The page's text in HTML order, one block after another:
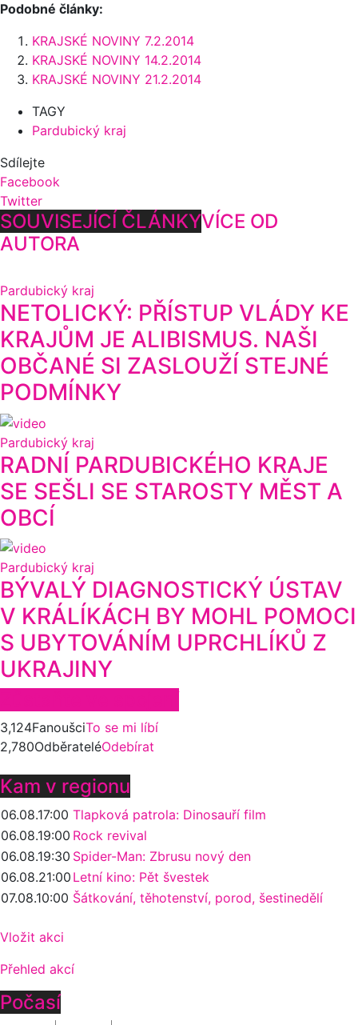
Podobné články:
KRAJSKÉ NOVINY 7.2.2014
KRAJSKÉ NOVINY 14.2.2014
KRAJSKÉ NOVINY 21.2.2014
TAGY
Pardubický kraj
Sdílejte
Facebook
Twitter
SOUVISEJÍCÍ ČLÁNKYVÍCE OD
AUTORA
Pardubický kraj
NETOLICKÝ: PŘÍSTUP VLÁDY KE
KRAJŮM JE ALIBISMUS. NAŠI
OBČANÉ SI ZASLOUŽÍ STEJNÉ
PODMÍNKY
Pardubický kraj
RADNÍ PARDUBICKÉHO KRAJE
SE SEŠLI SE STAROSTY MĚST A
OBCÍ
Pardubický kraj
BÝVALÝ DIAGNOSTICKÝ ÚSTAV
V KRÁLÍKÁCH BY MOHL POMOCI
S UBYTOVÁNÍM UPRCHLÍKŮ Z
UKRAJINY
3,124FanoušciTo se mi líbí
2,780OdběrateléOdebírat
Kam v regionu
06.08.17:00 Tlapková patrola: Dinosauří film
06.08.19:00 Rock revival
06.08.19:30 Spider-Man: Zbrusu nový den
06.08.21:00 Letní kino: Pět švestek
07.08.10:00 Šátkování, těhotenství, porod, šestinedělí
Vložit akci
Přehled akcí
Počasí